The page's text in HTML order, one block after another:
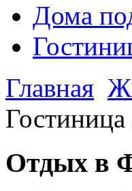
Дома
Главная
Отдых в